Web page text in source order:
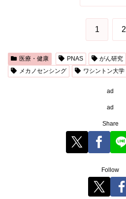
1 2
医療・健康 PNAS がん研究
メカノセンシング
ワシントン大学
ad
ad
Share
Follow